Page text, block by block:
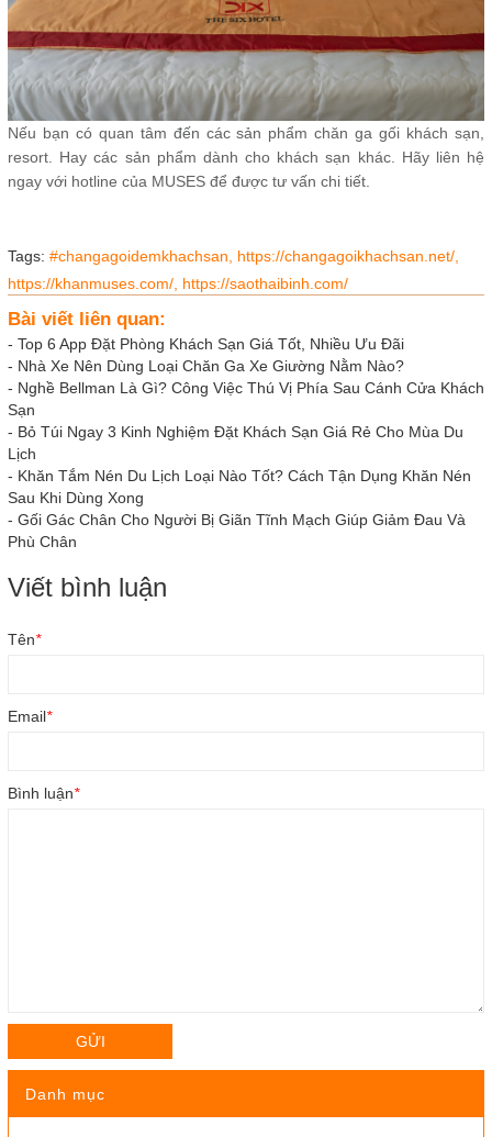
Nếu bạn có quan tâm đến các sản phẩm chăn ga gối khách sạn,
resort. Hay các sản phẩm dành cho khách sạn khác. Hãy liên hệ
ngay với hotline của MUSES để được tư vấn chi tiết.
Tags: #changagoidemkhachsan, https://changagoikhachsan.net/,
https://khanmuses.com/, https://saothaibinh.com/
Bài viết liên quan:
- Top 6 App Đặt Phòng Khách Sạn Giá Tốt, Nhiều Ưu Đãi
- Nhà Xe Nên Dùng Loại Chăn Ga Xe Giường Nằm Nào?
- Nghề Bellman Là Gì? Công Việc Thú Vị Phía Sau Cánh Cửa Khách
Sạn
- Bỏ Túi Ngay 3 Kinh Nghiệm Đặt Khách Sạn Giá Rẻ Cho Mùa Du
Lịch
- Khăn Tắm Nén Du Lịch Loại Nào Tốt? Cách Tận Dụng Khăn Nén
Sau Khi Dùng Xong
- Gối Gác Chân Cho Người Bị Giãn Tĩnh Mạch Giúp Giảm Đau Và
Phù Chân
Viết bình luận
Tên*
Email*
Bình luận*
GỬI
Danh mục